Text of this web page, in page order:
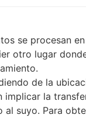
se procesan
otro lugar
de la
implicar la
al suyo. Para